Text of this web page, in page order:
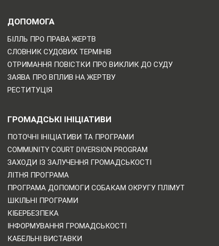
ДОПОМОГА
БІЛЛЬ ПРО ПРАВА ЖЕРТВ
СЛОВНИК СУДОВИХ ТЕРМІНІВ
ОТРИМАННЯ ПОВІСТКИ ПРО ВИКЛИК ДО СУДУ
ЗАЯВА ПРО ВПЛИВ НА ЖЕРТВУ
РЕСТИТУЦІЯ
ГРОМАДСЬКІ ІНІЦІАТИВИ
ПОТОЧНІ ІНІЦІАТИВИ ТА ПРОГРАМИ
COMMUNITY COURT DIVERSION PROGRAM
ЗАХОДИ ІЗ ЗАЛУЧЕННЯ ГРОМАДСЬКОСТІ
ЛІТНЯ ПРОГРАМА
ПРОГРАМА ДОПОМОГИ СОБАКАМ ОКРУГУ ПЛІМУТ
ШКІЛЬНІ ПРОГРАМИ
КІБЕРБЕЗПЕКА
ІНФОРМУВАННЯ ГРОМАДСЬКОСТІ
КАБЕЛЬНІ ВИСТАВКИ